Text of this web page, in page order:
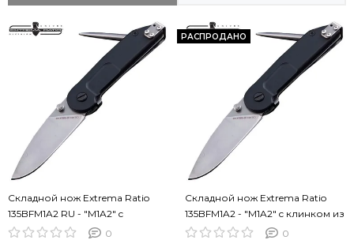
Складной нож Extrema Ratio
135BFM1A2 RU - "M1A2" c
клинком из стали Böhler N690,
0
РАСПРОДАНО
Складной нож Extrema Ratio
135BFM1A2 - "M1A2" c клинком из
стали Böhler N690, рукоять
0